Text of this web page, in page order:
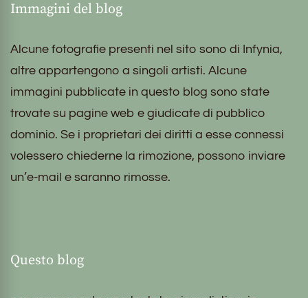
Immagini del blog
Alcune fotografie presenti nel sito sono di Infynia,
altre appartengono a singoli artisti. Alcune
immagini pubblicate in questo blog sono state
trovate su pagine web e giudicate di pubblico
dominio. Se i proprietari dei diritti a esse connessi
volessero chiederne la rimozione, possono inviare
un’e-mail e saranno rimosse.
Questo blog